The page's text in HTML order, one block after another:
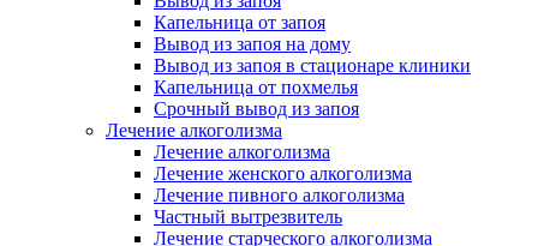
Капельница от запоя
Вывод из запоя на дому
Вывод из запоя в стационаре клиники
Капельница от похмелья
Срочный вывод из запоя
Лечение алкоголизма
Лечение алкоголизма
Лечение женского алкоголизма
Лечение пивного алкоголизма
Частный вытрезвитель
Лечение старческого алкоголизма